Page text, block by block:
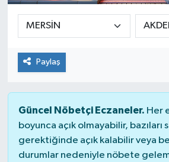
Paylaş
Güncel Nöbetçi Eczaneler. Her
boyunca açık olmayabilir, bazıları
gerektiğinde açık kalabilir veya
durumlar nedeniyle nöbete